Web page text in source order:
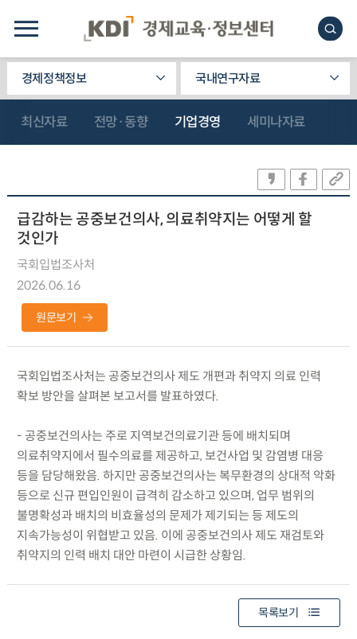
경제정책정보 국내연구자료
최신자료 전망·동향 기업경영 세미나자료
급감하는 공중보건의사, 의료취약지는 어떻게 할
것인가
국회입법조사처
2026.06.16
원문보기
국회입법조사처는 공중보건의사 제도 개편과 취약지 의료 인력
확보 방안을 살펴본 보고서를 발표하였다.
- 공중보건의사는 주로 지역보건의료기관 등에 배치되며
의료취약지에서 필수의료를 제공하고, 보건사업 및 감염병 대응
등을 담당해왔음. 하지만 공중보건의사는 복무환경의 상대적 악화
등으로 신규 편입인원이 급격히 감소하고 있으며, 업무 범위의
불명확성과 배치의 비효율성의 문제가 제기되는 등 제도의
지속가능성이 위협받고 있음. 이에 공중보건의사 제도 재검토와
취약지의 인력 배치 대안 마련이 시급한 상황임.
목록보기